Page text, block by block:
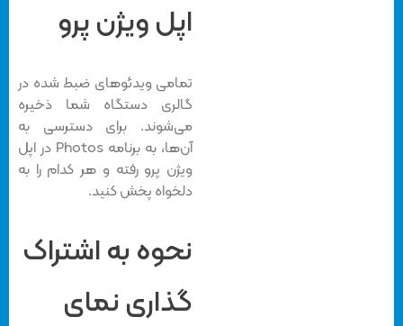
اپل ویژن پرو
تمامی ویدئوهای ضبط شده در
گالری دستگاه شما ذخیره
می‌شوند. برای دسترسی به
آن‌ها، به برنامه Photos در اپل
ویژن پرو رفته و هر کدام را به
دلخواه پخش کنید.
نحوه به اشتراک
گذاری نمای